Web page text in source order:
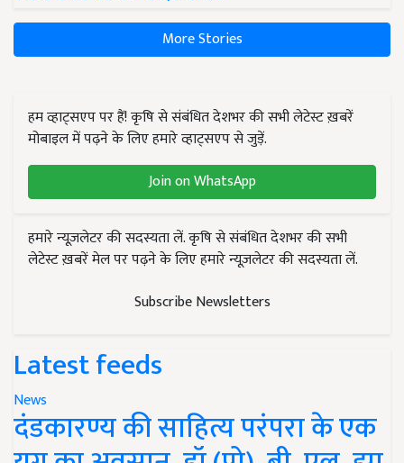
More Stories
हम व्हाट्सएप पर हैं! कृषि से संबंधित देशभर की सभी लेटेस्ट ख़बरें
मोबाइल में पढ़ने के लिए हमारे व्हाट्सएप से जुड़ें.
Join on WhatsApp
हमारे न्यूज़लेटर की सदस्यता लें. कृषि से संबंधित देशभर की सभी
लेटेस्ट ख़बरें मेल पर पढ़ने के लिए हमारे न्यूज़लेटर की सदस्यता लें.
Subscribe Newsletters
Latest feeds
News
दंडकारण्य की साहित्य परंपरा के एक